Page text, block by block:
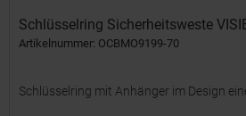
Schlüsselring Sicherheitsweste
Artikelnummer: OCBMO9199-70
Schlüsselring mit Anhänger im Design